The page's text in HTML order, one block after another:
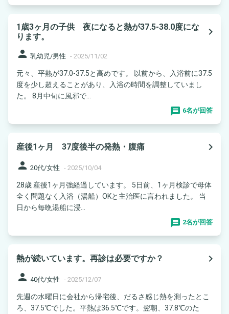
1歳3ヶ月の子供 夜になると熱が37.5-38.0度にな
ります。
navigate_next
person 乳幼児/男性 - 2025/11/02
元々、平熱が37.0-37.5と高めです。 以前から、入浴前に37.5
度を少し超えることがあり、入浴の時間を調整していまし
た。 8月中旬に風邪で...
6名が回答
産後1ヶ月 37度後半の発熱・腹痛
navigate_next
person 20代/女性 - 2025/10/04
28歳 産後1ヶ月強経過しています。 5日前、1ヶ月検診で母体
全く問題なく入浴（湯船）OKと主治医に言われました。 当
日から毎晩湯船に浸...
2名が回答
熱が続いています。再診は必要ですか？
navigate_next
person 40代/女性 - 2025/12/07
先週の水曜日に会社から帰宅後、だるさ感じ熱を測ったとこ
ろ、37.5℃でした。平熱は36.5℃です。翌朝、37.8℃のた